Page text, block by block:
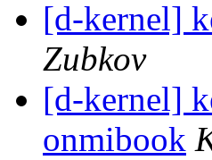
[d-kernel]
Zubkov
[d-kernel]
onmibook